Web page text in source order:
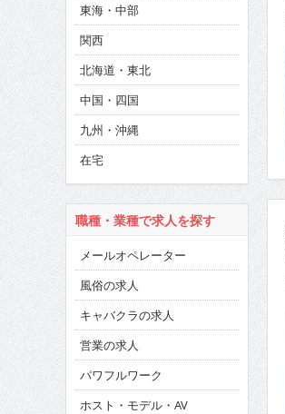
東海・中部
関西
北海道・東北
中国・四国
九州・沖縄
在宅
職種・業種で求人を探す
メールオペレーター
風俗の求人
キャバクラの求人
営業の求人
パワフルワーク
ホスト・モデル・AV